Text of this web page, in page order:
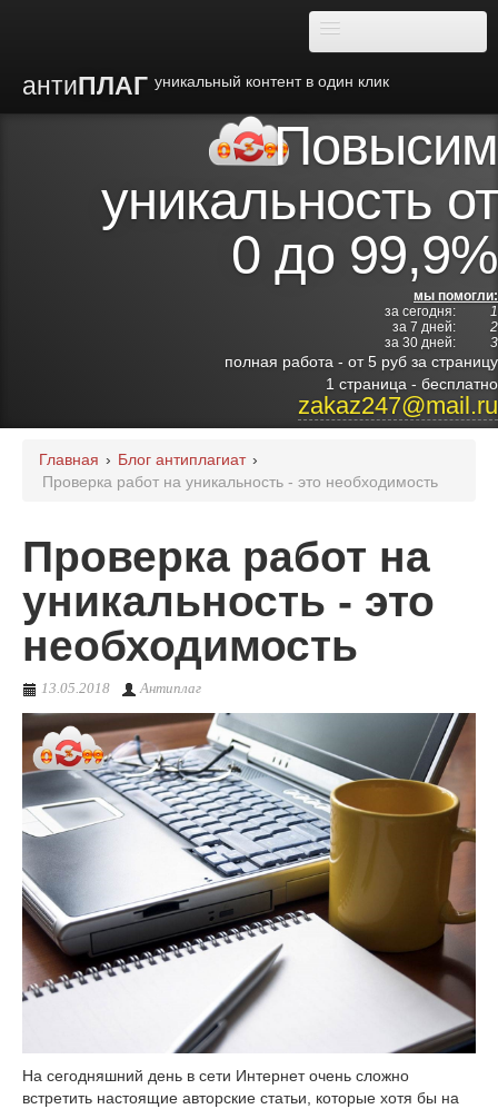
антиПЛАГ уникальный контент в один клик
Преимущества
Институты
Партнерам
О сервисе
Повысим
уникальность от
0 до 99,9%
мы помогли:
за сегодня:
1
за 7 дней:
2
за 30 дней:
3
полная работа - от 5 руб за страницу
1 страница - бесплатно
zakaz247@mail.ru
Главная › Блог антиплагиат ›
Проверка работ на уникальность - это необходимость
Проверка работ на
уникальность - это
необходимость
13.05.2018 Антиплаг
На сегодняшний день в сети Интернет очень сложно
встретить настоящие авторские статьи, которые хотя бы на